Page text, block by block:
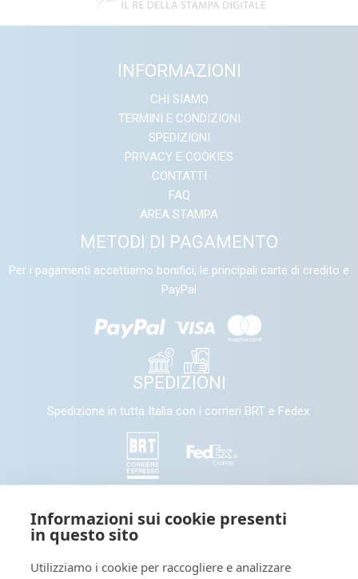
Informazioni sui cookie presenti
in questo sito
Utilizziamo i cookie per raccogliere e analizzare
INFORMAZIONI
CHI SIAMO
TERMINI E CONDIZIONI
SPEDIZIONI
PRIVACY E COOKIES
CONTATTI
FAQ
AREA STAMPA
METODI DI PAGAMENTO
Per i pagamenti accettiamo bonifici, le principali carte di credito e
PayPal
SPEDIZIONI
Spedizione in tutta Italia con i corrieri BRT e Fedex.
SEGUICI
Seguici e condividi con noi sui nostri canali social